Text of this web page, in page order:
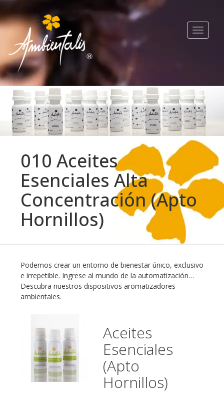
Toggle
010 Aceites
Esenciales Alta
Concentración (Apto
Hornillos)
Podemos crear un entorno de bienestar único, exclusivo
e irrepetible. Ingrese al mundo de la automatización…
Descubra nuestros dispositivos aromatizadores
ambientales.
Aceites
Esenciales
(Apto
Hornillos)